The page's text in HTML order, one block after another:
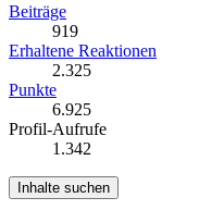
Beiträge
919
Erhaltene Reaktionen
2.325
Punkte
6.925
Profil-Aufrufe
1.342
Inhalte suchen